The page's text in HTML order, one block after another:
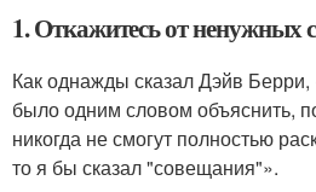
1. Откажитесь от ненужных
Как однажды сказал Дэйв
было одним словом объяснить,
никогда не смогут полностью
то я бы сказал "совещания"».